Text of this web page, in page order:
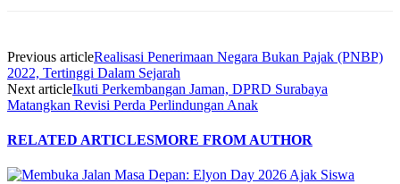
Previous articleRealisasi Penerimaan Negara Bukan Pajak (PNBP)
2022, Tertinggi Dalam Sejarah
Next articleIkuti Perkembangan Jaman, DPRD Surabaya
Matangkan Revisi Perda Perlindungan Anak
RELATED ARTICLESMORE FROM AUTHOR